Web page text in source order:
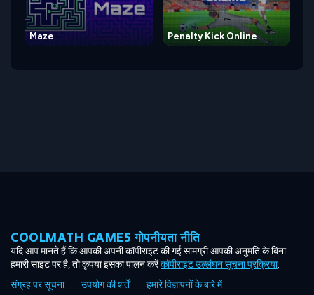
Maze Penalty Kick Online
COOLMATH GAMES गोपनीयता नीति
यदि आप मानते हैं कि आपकी अपनी कॉपीराइट की गई सामग्री आपकी अनुमति के बिना
हमारी साइट पर है, तो कृपया इसका पालन करेंकॉपीराइट उल्लंघन सूचना प्रक्रिया.
संग्रह पर सूचना
उपयोग की शर्तें
हमारे विज्ञापनों के बारे में